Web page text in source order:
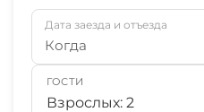
Дата заезда и отъезда
Когда
ГОСТИ
Взрослых: 2